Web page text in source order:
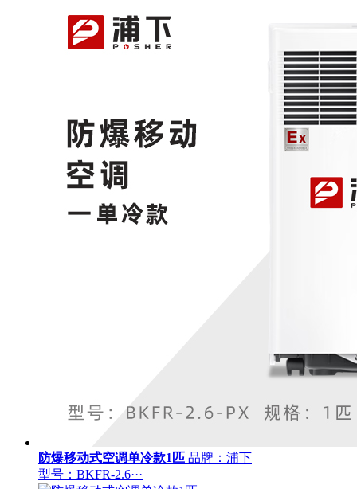
防爆移动式空调单冷款1匹 品牌：浦下
型号：BKFR-2.6···